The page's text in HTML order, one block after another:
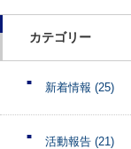
カテゴリー
新着情報 (25)
活動報告 (21)